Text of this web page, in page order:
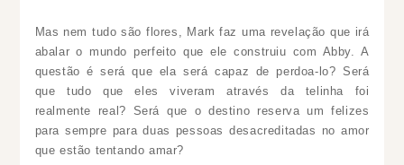
Mas nem tudo são flores, Mark faz uma revelação que irá
abalar o mundo perfeito que ele construiu com Abby. A
questão é será que ela será capaz de perdoa-lo? Será
que tudo que eles viveram através da telinha foi
realmente real? Será que o destino reserva um felizes
para sempre para duas pessoas desacreditadas no amor
que estão tentando amar?